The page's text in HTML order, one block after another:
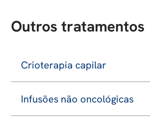
Outros tratamentos
Crioterapia capilar
Infusões não oncológicas